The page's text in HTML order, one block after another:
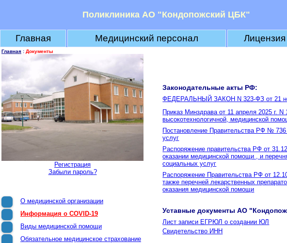
Поликлиника АО "Кондопожский ЦБК"
Главная Медицинский персонал Лицензия
Главная : Документы
Регистрация
Забыли пароль?
О медицинской организации
Информация о COVID-19
Виды медицинской помощи
Обязательное медицинское страхование
Законодательные акты РФ:
ФЕДЕРАЛЬНЫЙ ЗАКОН N 323-ФЗ от 21
Приказ Минздрава от 11 апреля 2025 г.
высокотехнологичной, медицинской
Постановление Правительства РФ № 736
услуг
Распоряжение правительства РФ от
оказании медицинской помощи , и
социальных услуг
Распоряжение Правительства РФ от
также перечней лекарственных
оказания медицинской помощи
Уставные документы АО
Лист записи ЕГРЮЛ о создании ЮЛ
Свидетельство ИНН